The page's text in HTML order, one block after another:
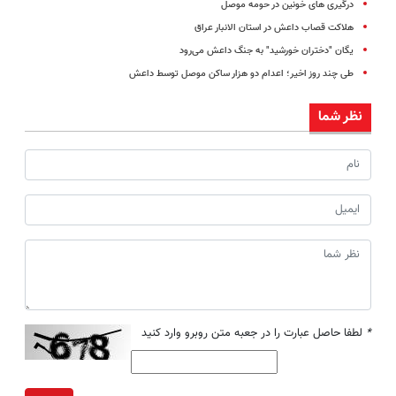
درگیری های خونین در حومه موصل
هلاکت قصاب داعش در استان الانبار عراق
یگان "دختران خورشید" به جنگ داعش می‌رود
طی چند روز اخیر؛ اعدام دو هزار ساکن موصل توسط داعش
نظر شما
* لطفا حاصل عبارت را در جعبه متن روبرو وارد کنید